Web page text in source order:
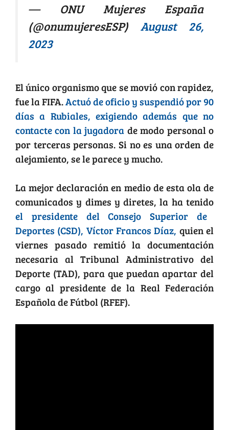
— ONU Mujeres España
(@onumujeresESP) August 26,
2023
El único organismo que se movió con rapidez,
fue la FIFA.Actuó de oficio y suspendió por 90
días a Rubiales, exigiendo además que no
contacte con la jugadora de modo personal o
por terceras personas. Si no es una orden de
alejamiento, se le parece y mucho.
La mejor declaración en medio de esta ola de
comunicados y dimes y diretes, la ha tenido
el presidente del Consejo Superior de
Deportes (CSD), Víctor Francos Díaz, quien el
viernes pasado remitió la documentación
necesaria al Tribunal Administrativo del
Deporte (TAD), para que puedan apartar del
cargo al presidente de la Real Federación
Española de Fútbol (RFEF).